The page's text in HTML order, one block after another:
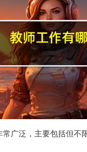
常广泛，主要包括但不